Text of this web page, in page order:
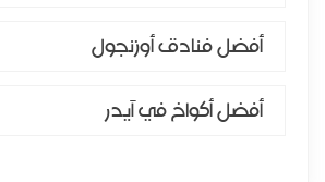
أفضل فنادق أوزنجول
أفضل أكواخ في آيدر